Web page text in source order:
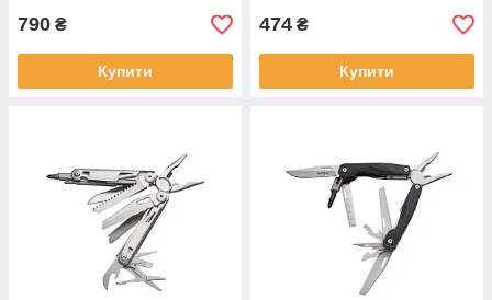
790 ₴
Купити
474 ₴
Купити